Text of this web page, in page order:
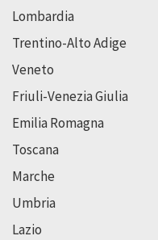
Lombardia
Trentino-Alto Adige
Veneto
Friuli-Venezia Giulia
Emilia Romagna
Toscana
Marche
Umbria
Lazio